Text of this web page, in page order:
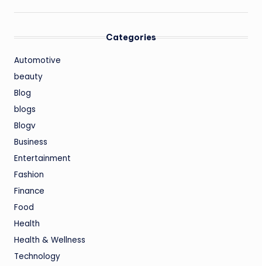
Categories
Automotive
beauty
Blog
blogs
Blogv
Business
Entertainment
Fashion
Finance
Food
Health
Health & Wellness
Technology